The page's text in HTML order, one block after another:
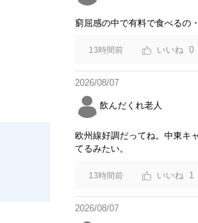
窮屈感の中で有料で食べるの
13時間前 0
2026/08/07
飲んだくれ老人
欧州線好調だってね。中東キ
てるみたい。
13時間前 1
2026/08/07